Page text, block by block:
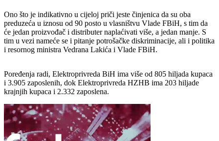
Ono što je indikativno u cijeloj priči jeste činjenica da su oba
preduzeća u iznosu od 90 posto u vlasništvu Vlade FBiH, s tim da
će jedan proizvođač i distributer naplaćivati više, a jedan manje. S
tim u vezi nameće se i pitanje potrošačke diskriminacije, ali i politika
i resornog ministra Vedrana Lakića i Vlade FBiH.
Poređenja radi, Elektroprivreda BiH ima više od 805 hiljada kupaca
i 3.905 zaposlenih, dok Elektroprivreda HZHB ima 203 hiljade
krajnjih kupaca i 2.332 zaposlena.